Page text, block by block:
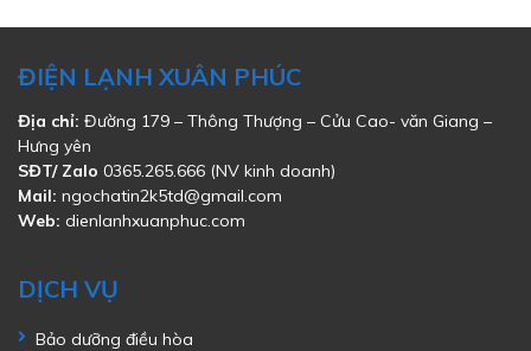
ĐIỆN LẠNH XUÂN PHÚC
Địa chỉ: Đường 179 – Thông Thượng – Cửu Cao- văn Giang –
Hưng yên
SĐT/ Zalo 0365.265.666 (NV kinh doanh)
Mail: ngochatin2k5td@gmail.com
Web: dienlanhxuanphuc.com
DỊCH VỤ
Bảo dưỡng điều hòa